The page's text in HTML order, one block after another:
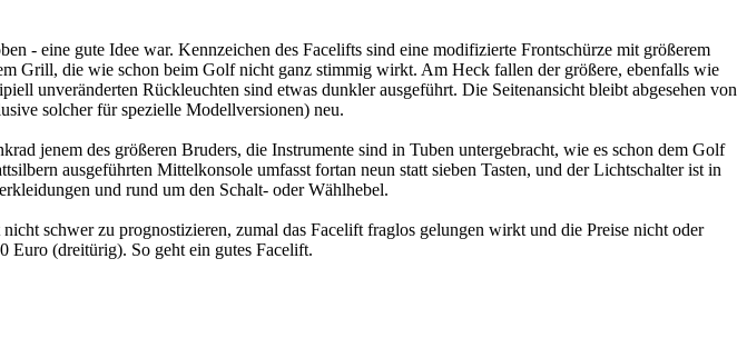
- eine gute Idee war. Kennzeichen des Facelifts sind eine modifizierte Frontschürze mit größerem
Grill, die wie schon beim Golf nicht ganz stimmig wirkt. Am Heck fallen der größere, ebenfalls wie
unveränderten Rückleuchten sind etwas dunkler ausgeführt. Die Seitenansicht bleibt abgesehen von
solcher für spezielle Modellversionen) neu.
jenem des größeren Bruders, die Instrumente sind in Tuben untergebracht, wie es schon dem Golf
ausgeführten Mittelkonsole umfasst fortan neun statt sieben Tasten, und der Lichtschalter ist in
und rund um den Schalt- oder Wählhebel.
schwer zu prognostizieren, zumal das Facelift fraglos gelungen wirkt und die Preise nicht oder
Euro (dreitürig). So geht ein gutes Facelift.